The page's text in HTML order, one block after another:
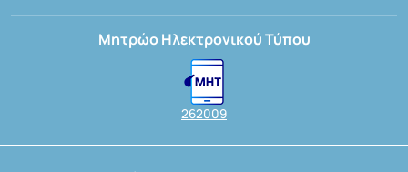
Μητρώο Ηλεκτρονικού Τύπου
262009